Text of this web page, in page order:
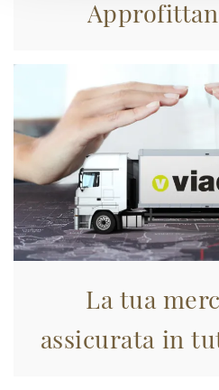
La tua
assicurata in